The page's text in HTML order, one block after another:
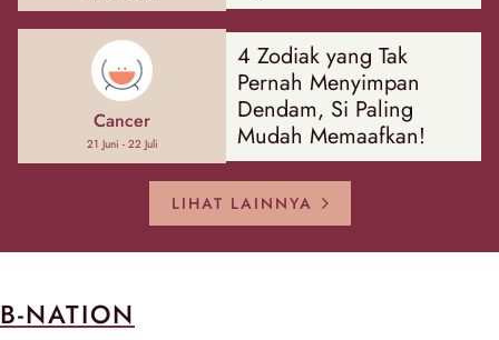
Cancer
21 Juni - 22 Juli
4 Zodiak yang Tak
Pernah Menyimpan
Dendam, Si Paling
Mudah Memaafkan!
LIHAT LAINNYA
B-NATION